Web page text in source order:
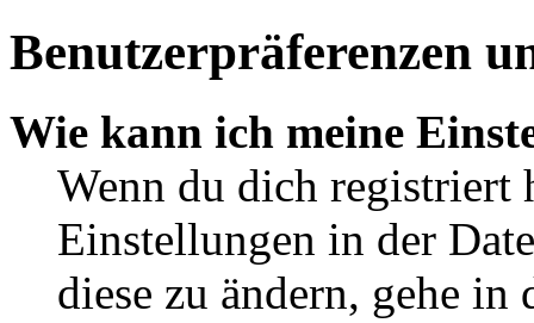
Benutzerpräferenzen
Wie kann ich meine
Wenn du dich registriert
Einstellungen in der
diese zu ändern, gehe in